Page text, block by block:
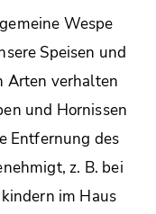
Wespe
Speisen und
Arten verhalten
und Hornissen
Entfernung des
z. B. bei
im Haus